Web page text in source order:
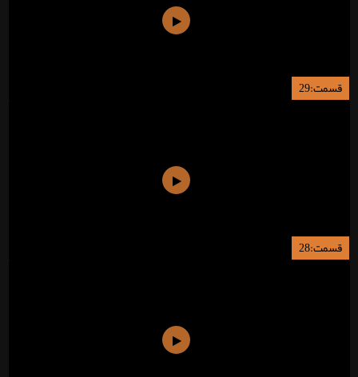
قسمت:29
قسمت:28